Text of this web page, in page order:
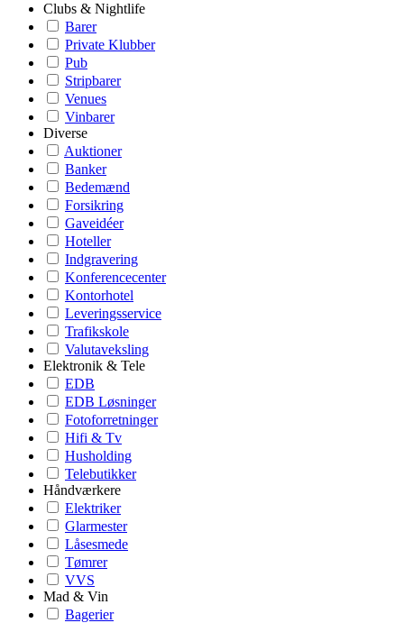
Clubs & Nightlife
Barer
Private Klubber
Pub
Stripbarer
Venues
Vinbarer
Diverse
Auktioner
Banker
Bedemænd
Forsikring
Gaveidéer
Hoteller
Indgravering
Konferencecenter
Kontorhotel
Leveringsservice
Trafikskole
Valutaveksling
Elektronik & Tele
EDB
EDB Løsninger
Fotoforretninger
Hifi & Tv
Husholding
Telebutikker
Håndværkere
Elektriker
Glarmester
Låsesmede
Tømrer
VVS
Mad & Vin
Bagerier